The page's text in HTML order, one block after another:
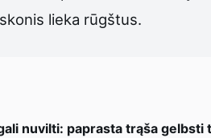
lieka rūgštus.
nuvilti: paprasta trąša gelbsti